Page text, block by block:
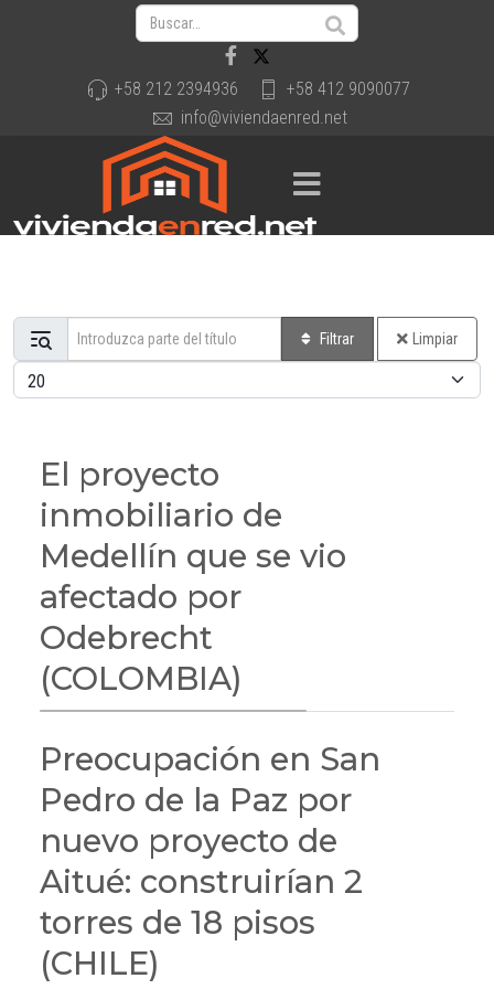
+58 212 2394936
+58 412 9090077
info@viviendaenred.net
Introduzca parte del título Filtrar Limpiar
Cantidad a mostrar
El proyecto
inmobiliario de
Medellín que se vio
afectado por
Odebrecht
(COLOMBIA)
Preocupación en San
Pedro de la Paz por
nuevo proyecto de
Aitué: construirían 2
torres de 18 pisos
(CHILE)